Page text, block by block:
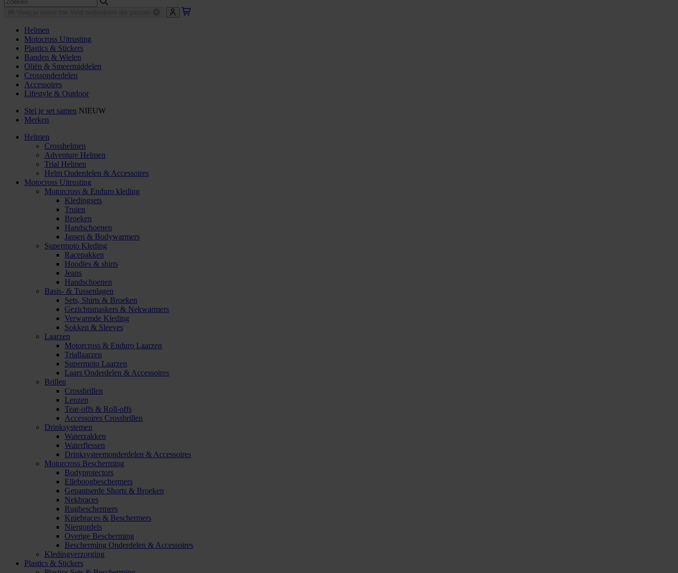
Helmen
Motocross Uitrusting
Plastics & Stickers
Banden & Wielen
Oliën & Smeermiddelen
Crossonderdelen
Accessoires
Lifestyle & Outdoor
Stel je set samen NIEUW
Merken
Helmen
Crosshelmen
Adventure Helmen
Trial Helmen
Helm Onderdelen & Accessoires
Motocross Uitrusting
Motorcross & Enduro kleding
Kledingsets
Truien
Broeken
Handschoenen
Jassen & Bodywarmers
Supermoto Kleding
Racepakken
Hoodies & shirts
Jeans
Handschoenen
Basis- & Tussenlagen
Sets, Shirts & Broeken
Gezichtsmaskers & Nekwarmers
Verwarmde Kleding
Sokken & Sleeves
Laarzen
Motorcross & Enduro Laarzen
Triallaarzen
Supermoto Laarzen
Laars Onderdelen & Accessoires
Brillen
Crossbrillen
Lenzen
Tear-offs & Roll-offs
Accessoires Crossbrillen
Drinksystemen
Waterzakken
Waterflessen
Drinksysteemonderdelen & Accessoires
Motorcross Bescherming
Bodyprotectors
Elleboogbeschermers
Gepantserde Shorts & Broeken
Nekbraces
Rugbeschermers
Kniebraces & Beschermers
Niergordels
Overige Bescherming
Bescherming Onderdelen & Accessoires
Kledingverzorging
Plastics & Stickers